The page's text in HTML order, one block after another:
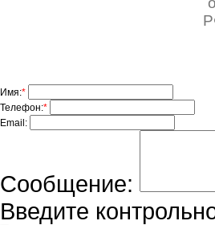
Имя:*
Телефон:*
Email:
Сообщение:
Введите